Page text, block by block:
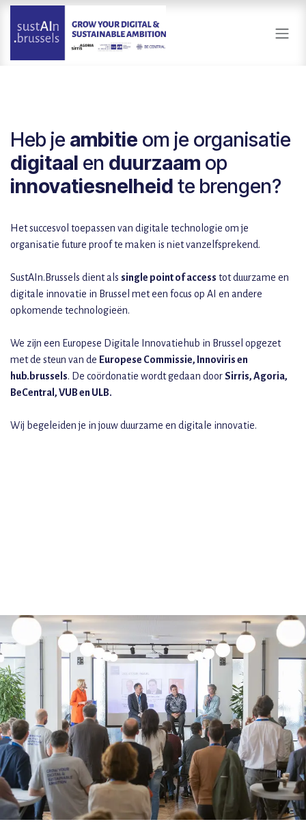
Overslaan naar inhoud
Heb je ambitie om je organisatie
digitaal en duurzaam op
innovatiesnelheid te brengen?
Het succesvol toepassen van digitale technologie om je
organisatie future proof te maken is niet vanzelfsprekend.
SustAIn.Brussels dient als single point of access tot duurzame en
digitale innovatie in Brussel met een focus op AI en andere
opkomende technologieën.
We zijn een Europese Digitale Innovatiehub in Brussel opgezet
met de steun van de Europese Commissie, Innoviris en
hub.brussels. De coördonatie wordt gedaan doorSirris, Agoria,
BeCentral, VUB en ULB.
Wij begeleiden je in jouw duurzame en digitale innovatie.